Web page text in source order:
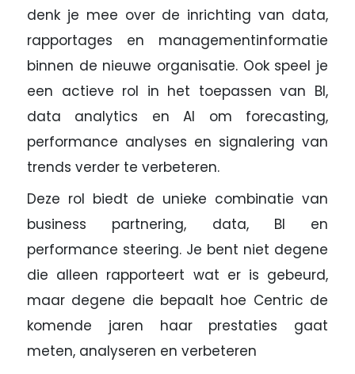
denk je mee over de inrichting van data,
rapportages en managementinformatie
binnen de nieuwe organisatie. Ook speel je
een actieve rol in het toepassen van BI,
data analytics en AI om forecasting,
performance analyses en signalering van
trends verder te verbeteren.
Deze rol biedt de unieke combinatie van
business partnering, data, BI en
performance steering. Je bent niet degene
die alleen rapporteert wat er is gebeurd,
maar degene die bepaalt hoe Centric de
komende jaren haar prestaties gaat
meten, analyseren en verbeteren